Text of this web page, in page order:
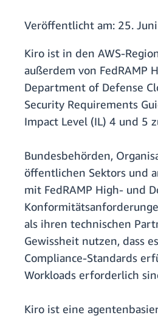
Veröffentlicht am: 25.
Kiro ist in den AWS-
außerdem von FedRAMP
Department of Defense
Security Requirements
Impact Level (IL) 4 und 5
Bundesbehörden,
öffentlichen Sektors und
mit FedRAMP High- und
als ihren technischen
Gewissheit nutzen, dass
Compliance-Standards
Workloads erforderlich
Kiro ist eine